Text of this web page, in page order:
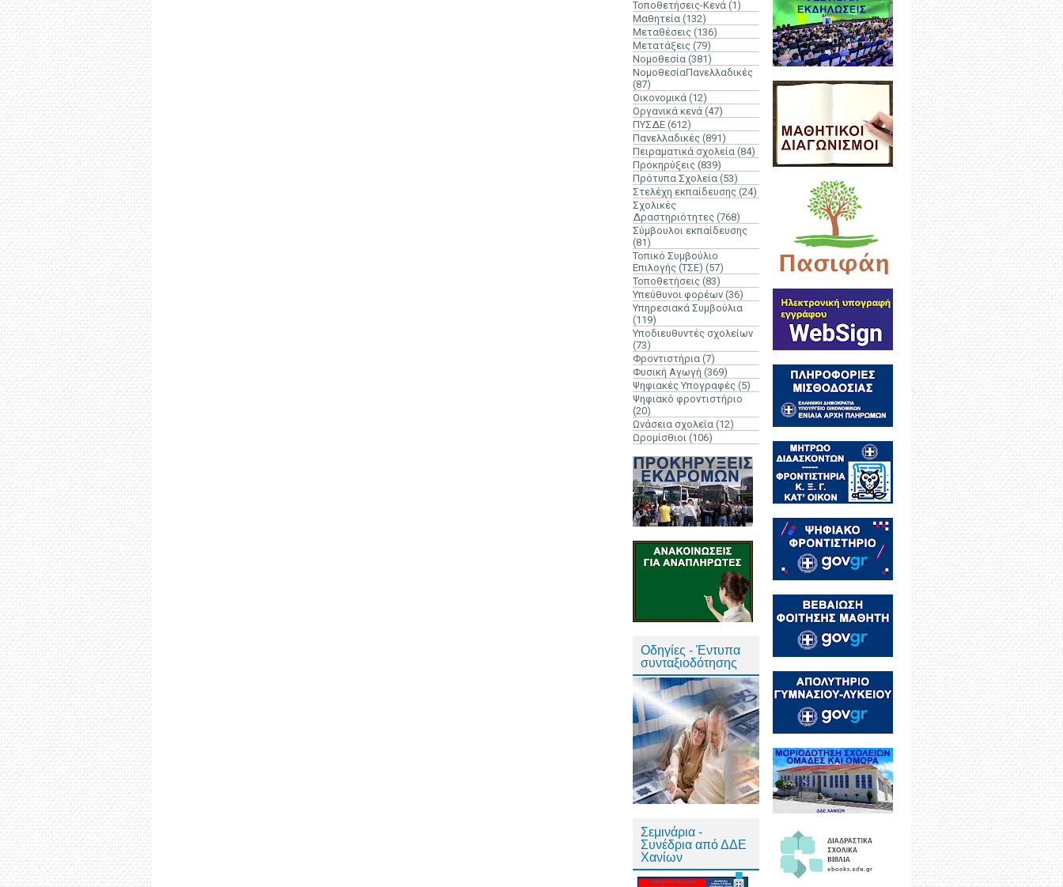
Τοποθετήσεις-Κενά (1)
Μαθητεία (132)
Μεταθέσεις (136)
Μετατάξεις (79)
Νομοθεσία (381)
ΝομοθεσίαΠανελλαδικές
(87)
Οικονομικά (12)
Οργανικά κενά (47)
ΠΥΣΔΕ (612)
Πανελλαδικές (891)
Πειραματικά σχολεία (84)
Προκηρύξεις (839)
Πρότυπα Σχολεία (53)
Στελέχη εκπαίδευσης (24)
Σχολικές
Δραστηριότητες (768)
Σύμβουλοι εκπαίδευσης
(81)
Τοπικό Συμβούλιο
Επιλογής (ΤΣΕ) (57)
Τοποθετήσεις (83)
Υπεύθυνοι φορέων (36)
Υπηρεσιακά Συμβούλια
(119)
Υποδιευθυντές σχολείων
(73)
Φροντιστήρια (7)
Φυσική Αγωγή (369)
Ψηφιακές Υπογραφές (5)
Ψηφιακό φροντιστήριο
(20)
Ωνάσεια σχολεία (12)
Ωρομίσθιοι (106)
Οδηγίες - Έντυπα
συνταξιοδότησης
Σεμινάρια -
Συνέδρια από ΔΔΕ
Χανίων